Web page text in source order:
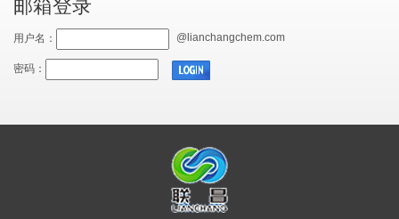
邮箱登录
用户名： @lianchangchem.com
密码：